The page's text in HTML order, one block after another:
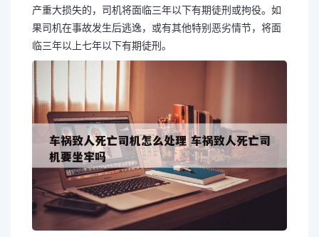
产重大损失的，司机将面临三年以下有期徒刑或拘役。如
果司机在事故发生后逃逸，或有其他特别恶劣情节，将面
临三年以上七年以下有期徒刑。
长按图片识别二维